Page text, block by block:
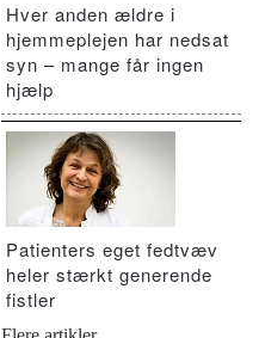
Hver anden ældre i
hjemmeplejen har nedsat
syn – mange får ingen
hjælp
Patienters eget fedtvæv
heler stærkt generende
fistler